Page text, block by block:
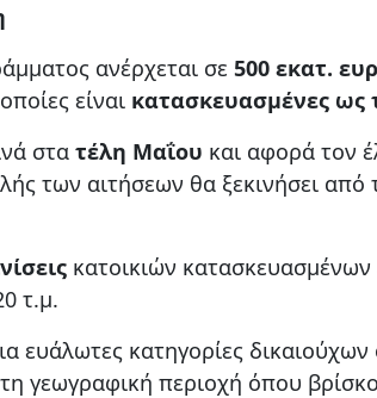
ανέρχεται σε 500 εκατ.
είναι κατασκευασμένες ως
στα τέλη Μαΐου και αφορά τον
των αιτήσεων θα ξεκινήσει από
κατοικιών
τ.μ.
ευάλωτες κατηγορίες
γεωγραφική περιοχή όπου